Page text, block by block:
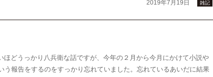
2019年7月19日 雑記
ほどうっかり八兵衛な話ですが、今年の２月から今月にかけて小説や
う報告をするのをすっかり忘れていました。忘れているあいだに結果